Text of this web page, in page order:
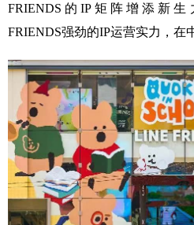
FRIENDS的IP矩阵增添新
FRIENDS强劲的IP运营实力，在